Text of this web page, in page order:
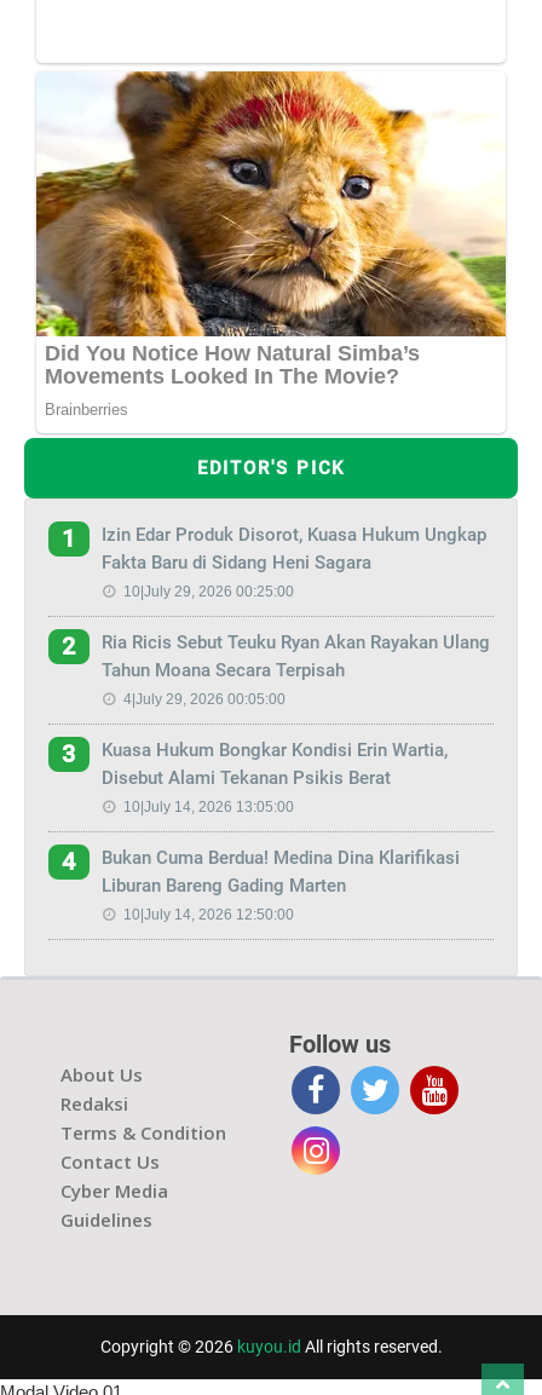
EDITOR'S PICK
1
Izin Edar Produk Disorot, Kuasa Hukum Ungkap
Fakta Baru di Sidang Heni Sagara
10|July 29, 2026 00:25:00
2
Ria Ricis Sebut Teuku Ryan Akan Rayakan Ulang
Tahun Moana Secara Terpisah
4|July 29, 2026 00:05:00
3
Kuasa Hukum Bongkar Kondisi Erin Wartia,
Disebut Alami Tekanan Psikis Berat
10|July 14, 2026 13:05:00
4
Bukan Cuma Berdua! Medina Dina Klarifikasi
Liburan Bareng Gading Marten
10|July 14, 2026 12:50:00
About Us
Redaksi
Terms & Condition
Contact Us
Cyber Media
Guidelines
Follow us
Copyright © 2026 kuyou.id All rights reserved.